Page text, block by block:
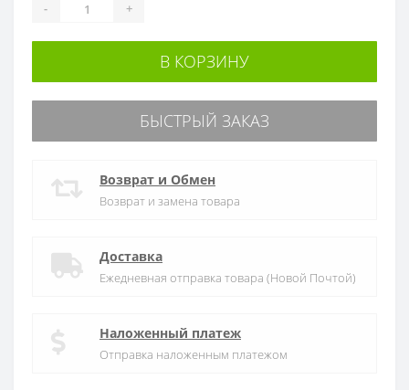
- +
В КОРЗИНУ
БЫСТРЫЙ ЗАКАЗ
Возврат и Обмен
Возврат и замена товара
Доставка
Ежедневная отправка товара (Новой Почтой)
Наложенный платеж
Отправка наложенным платежом